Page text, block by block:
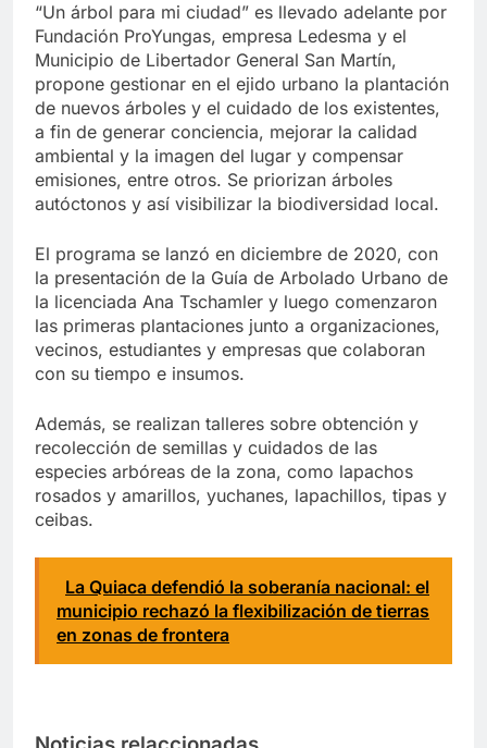
“Un árbol para mi ciudad” es llevado adelante por
Fundación ProYungas, empresa Ledesma y el
Municipio de Libertador General San Martín,
propone gestionar en el ejido urbano la plantación
de nuevos árboles y el cuidado de los existentes,
a fin de generar conciencia, mejorar la calidad
ambiental y la imagen del lugar y compensar
emisiones, entre otros. Se priorizan árboles
autóctonos y así visibilizar la biodiversidad local.
El programa se lanzó en diciembre de 2020, con
la presentación de la Guía de Arbolado Urbano de
la licenciada Ana Tschamler y luego comenzaron
las primeras plantaciones junto a organizaciones,
vecinos, estudiantes y empresas que colaboran
con su tiempo e insumos.
Además, se realizan talleres sobre obtención y
recolección de semillas y cuidados de las
especies arbóreas de la zona, como lapachos
rosados y amarillos, yuchanes, lapachillos, tipas y
ceibas.
La Quiaca defendió la soberanía nacional: el
municipio rechazó la flexibilización de tierras
en zonas de frontera